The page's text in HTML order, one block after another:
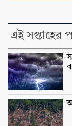
এই সপ্তাহের